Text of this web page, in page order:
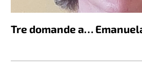
Tre domande a…